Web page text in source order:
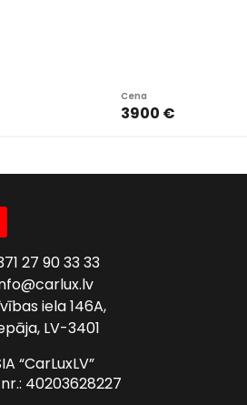
Cena
3900 €
27 90 33 33
iela 146A,
LV-3401
“CarLuxLV”
40203628227